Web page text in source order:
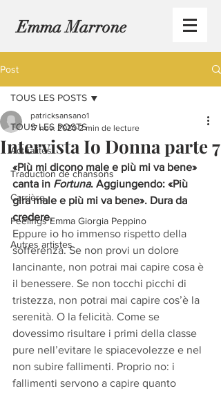
Emma Marrone
Post
TOUS LES POSTS
Actualités
Traduction de chansons
Carrière
Feelings Emma Giorgia Peppino
Autres artistes
TOUS LES POSTS
Intervista Io Donna parte 7
patricksansano1
17 nov. 2020 2 min de lecture
«Più mi dicono male e più mi va bene»
canta in Fortuna. Aggiungendo: «Più
gira male e più mi va bene». Dura da
credere.
Eppure io ho immenso rispetto della
sofferenza. Se non provi un dolore
lancinante, non potrai mai capire cosa è
il benessere. Se non tocchi picchi di
tristezza, non potrai mai capire cos’è la
serenità. O la felicità. Come se
dovessimo risultare i primi della classe
pure nell’evitare le spiacevolezze e nel
non subire fallimenti. Proprio no: i
fallimenti servono a capire quanto